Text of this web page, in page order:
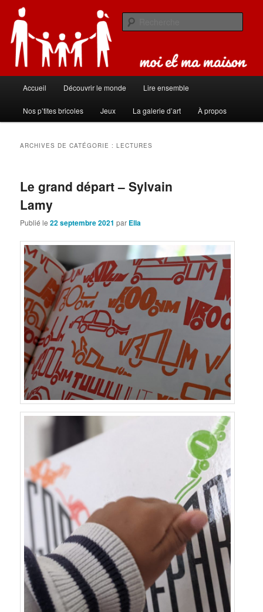
contenu
principal
contenu
secondaire
Moi et ma maison
Carnet de bord de famille
principal
Accueil Découvrir le monde Lire ensemble
Nos p’tites bricoles Jeux La galerie d’art À propos
ARCHIVES DE CATÉGORIE :LECTURES
Le grand départ – Sylvain
Lamy
Publié le22 septembre 2021 par Ella